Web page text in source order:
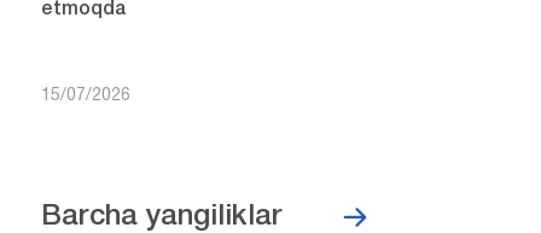
etmoqda
15/07/2026
Barcha yangiliklar